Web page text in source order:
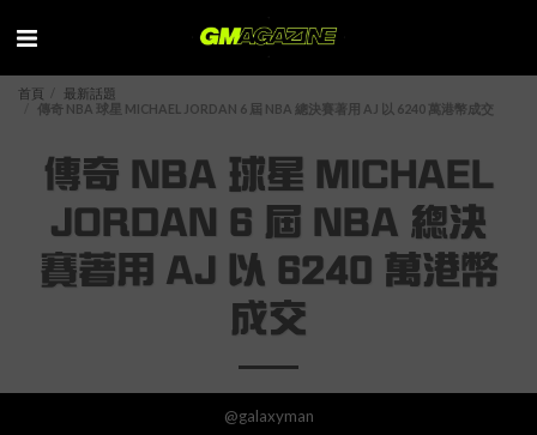
首頁
最新話題
傳奇 NBA 球星 MICHAEL JORDAN 6 屆 NBA 總決賽著用 AJ 以 6240 萬港幣成交
傳奇 NBA 球星 MICHAEL
JORDAN 6 屆 NBA 總決
賽著用 AJ 以 6240 萬港幣
成交
@galaxyman